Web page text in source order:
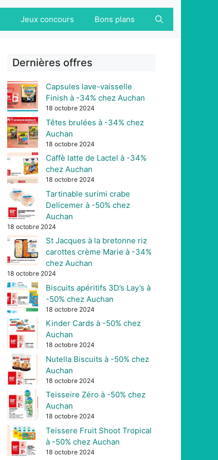
Jeux concours Bons plans
Dernières offres
Capsules lave-vaisselle
Finish à -34% chez Auchan
18 octobre 2024
Têtes brulées à -34% chez
Auchan
18 octobre 2024
Caffè latte de Lactel à -34%
chez Auchan
18 octobre 2024
Tartinable surimi crabe
Delicemer à -50% chez
Auchan
18 octobre 2024
St Jacques à la bretonne riz
carottes crème Marie à -34%
chez Auchan
18 octobre 2024
Biscuits apéritifs 3D’s Lay’s à
-50% chez Auchan
18 octobre 2024
Kinder Cards à -50% chez
Auchan
18 octobre 2024
Nutella Biscuits à -50% chez
Auchan
18 octobre 2024
Teisseire Zéro à -50% chez
Auchan
18 octobre 2024
Teissere Fruit Shoot Tropical
à -50% chez Auchan
18 octobre 2024